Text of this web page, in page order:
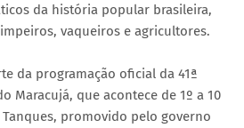
da história popular brasileira,
vaqueiros e agricultores.
da programação oficial da 41ª
Maracujá, que acontece de 1º a 10
promovido pelo governo